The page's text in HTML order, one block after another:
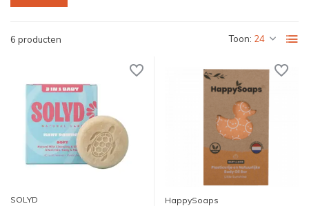
6 producten Toon:
SOLYD HappySoaps